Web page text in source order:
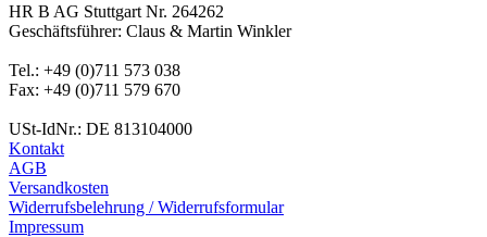
HR B AG Stuttgart Nr. 264262
Geschäftsführer: Claus & Martin Winkler
Tel.: +49 (0)711 573 038
Fax: +49 (0)711 579 670
USt-IdNr.: DE 813104000
Kontakt
AGB
Versandkosten
Widerrufsbelehrung / Widerrufsformular
Impressum